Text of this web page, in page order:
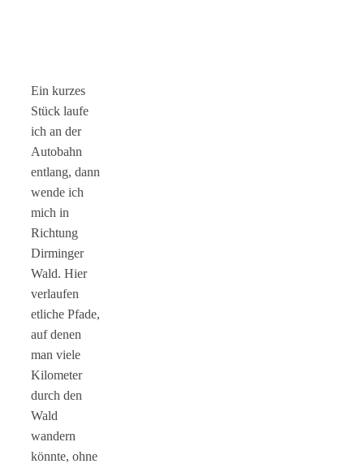
Ein kurzes
Stück laufe
ich an der
Autobahn
entlang, dann
wende ich
mich in
Richtung
Dirminger
Wald. Hier
verlaufen
etliche Pfade,
auf denen
man viele
Kilometer
durch den
Wald
wandern
könnte, ohne